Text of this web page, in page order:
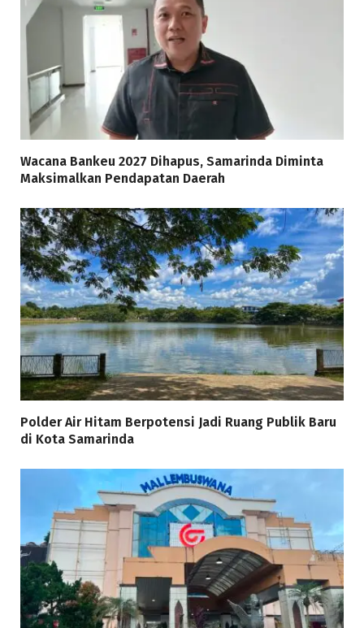
Wacana Bankeu 2027 Dihapus, Samarinda Diminta
Maksimalkan Pendapatan Daerah
Polder Air Hitam Berpotensi Jadi Ruang Publik Baru
di Kota Samarinda